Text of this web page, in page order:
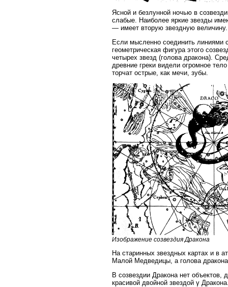
Ясной и безлунной ночью в
слабые. Наиболее яркие звезды
— имеет вторую звездную величину.
Если мысленно соединить линиями
геометрическая фигура этого
четырех звезд (голова дракона).
древние греки видели огромное
торчат острые, как мечи, зубы.
Изображение созвездия Дракона
На старинных звездных картах и в
Малой Медведицы, а голова
В созвездии Дракона нет
красивой двойной звездой γ